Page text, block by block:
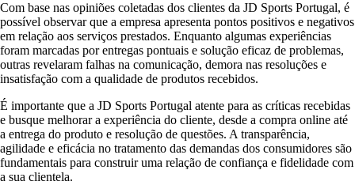
Com base nas opiniões coletadas dos clientes da JD Sports Portugal, é
possível observar que a empresa apresenta pontos positivos e negativos
em relação aos serviços prestados. Enquanto algumas experiências
foram marcadas por entregas pontuais e solução eficaz de problemas,
outras revelaram falhas na comunicação, demora nas resoluções e
insatisfação com a qualidade de produtos recebidos.
É importante que a JD Sports Portugal atente para as críticas recebidas
e busque melhorar a experiência do cliente, desde a compra online até
a entrega do produto e resolução de questões. A transparência,
agilidade e eficácia no tratamento das demandas dos consumidores são
fundamentais para construir uma relação de confiança e fidelidade com
a sua clientela.